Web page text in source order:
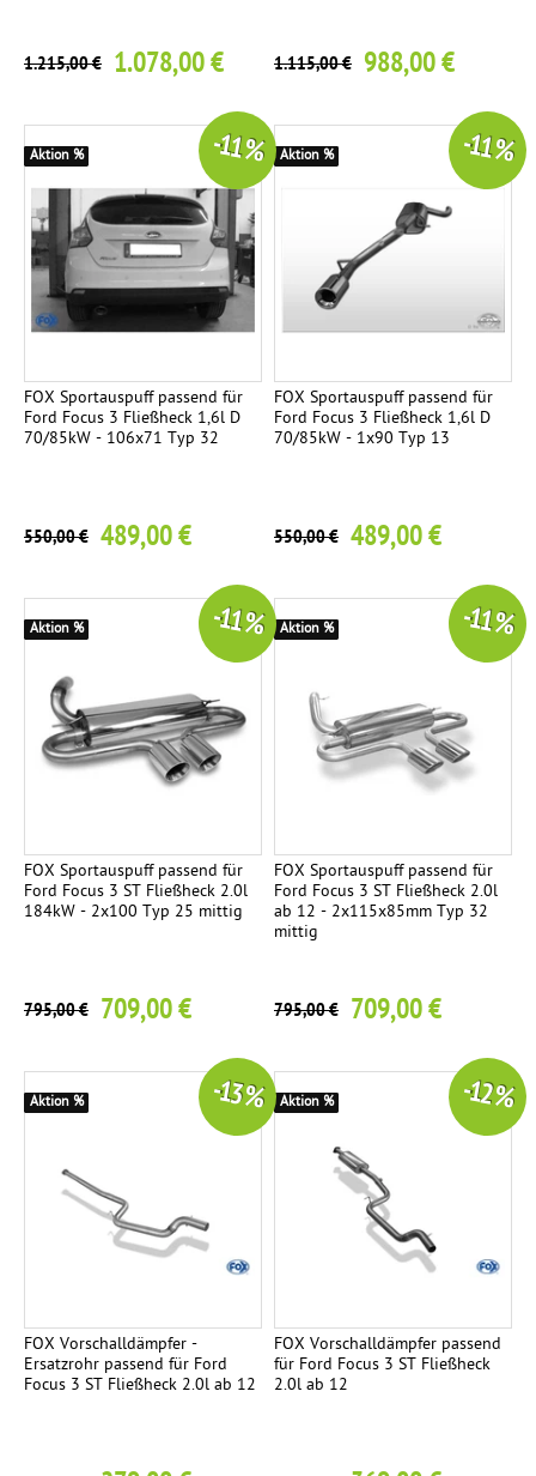
r
.
m
t
1.215,00 € 1.078,00 € 1.115,00 € 988,00 €
FOX Sportauspuff passend für
Ford Focus 3 Fließheck 1,6l D
70/85kW - 106x71 Typ 32
550,00 € 489,00 €
-11 %
Aktion %
FOX Sportauspuff passend für
Ford Focus 3 Fließheck 1,6l D
70/85kW - 1x90 Typ 13
550,00 € 489,00 €
-11 %
Aktion %
FOX Sportauspuff passend für
Ford Focus 3 ST Fließheck 2.0l
184kW - 2x100 Typ 25 mittig
795,00 € 709,00 €
-11 %
Aktion %
FOX Sportauspuff passend für
Ford Focus 3 ST Fließheck 2.0l
ab 12 - 2x115x85mm Typ 32
mittig
795,00 € 709,00 €
-11 %
Aktion %
FOX Vorschalldämpfer -
Ersatzrohr passend für Ford
Focus 3 ST Fließheck 2.0l ab 12
-13 %
Aktion %
FOX Vorschalldämpfer passend
für Ford Focus 3 ST Fließheck
2.0l ab 12
-12 %
Aktion %